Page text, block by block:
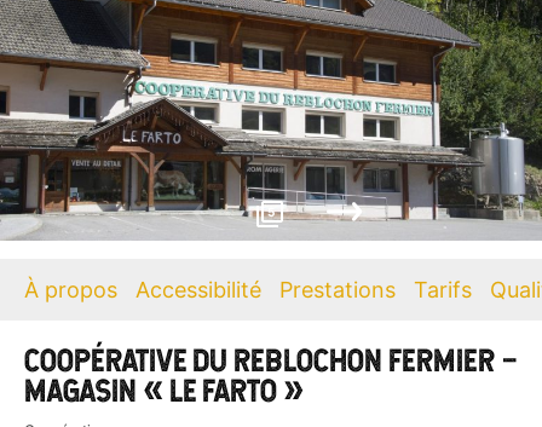
5
À propos Accessibilité Prestations Tarifs
COOPÉRATIVE DU REBLOCHON FERMIER –
MAGASIN « LE FARTO »